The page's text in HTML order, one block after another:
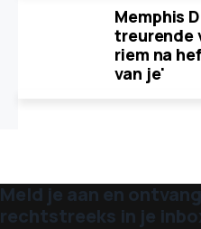
Memphis
treurende
riem na
van je'
Meld je aan en
rechtstreeks in je